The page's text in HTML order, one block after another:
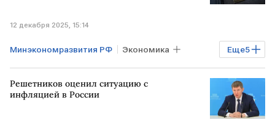
12 декабря 2025, 15:14
Еще5
Минэкономразвития РФ Экономика
РОССИЯ Бизнес МОСКВА
САНКТ-ПЕТЕРБУРГ
Решетников оценил ситуацию с
инфляцией в России